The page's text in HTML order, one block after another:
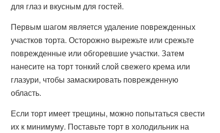
для глаз и вкусным для гостей.
Первым шагом является удаление поврежденных
участков торта. Осторожно вырежьте или срежьте
поврежденные или обгоревшие участки. Затем
нанесите на торт тонкий слой свежего крема или
глазури, чтобы замаскировать поврежденную
область.
Если торт имеет трещины, можно попытаться свести
их к минимуму. Поставьте торт в холодильник на